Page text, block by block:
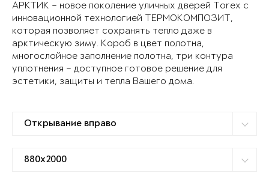
АРКТИК – новое поколение уличных дверей Torex с
инновационной технологией ТЕРМОКОМПОЗИТ,
которая позволяет сохранять тепло даже в
арктическую зиму. Короб в цвет полотна,
многослойное заполнение полотна, три контура
уплотнения – доступное готовое решение для
эстетики, защиты и тепла Вашего дома.